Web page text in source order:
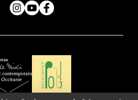
Instagram
YouTubeFacebook